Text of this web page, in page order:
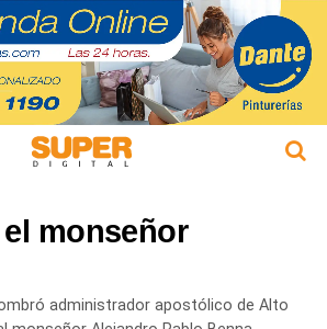
monseñor
administrador apostólico de Alto